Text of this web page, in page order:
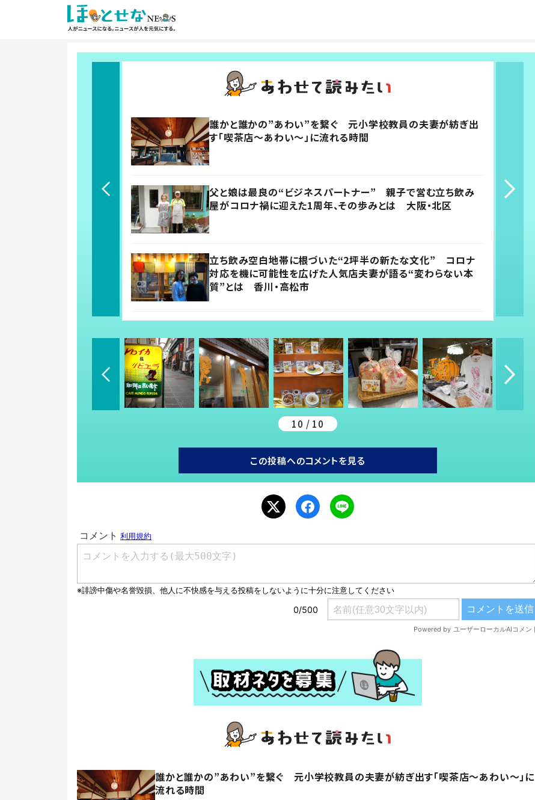
誰かと誰かの”あわい”を繋ぐ 元小学校教員の夫妻が紡ぎ出
す「喫茶店～あわい～」に流れる時間
父と娘は最良の“ビジネスパートナー” 親子で営む立ち飲み
屋がコロナ禍に迎えた1周年、その歩みとは 大阪・北区
立ち飲み空白地帯に根づいた“2坪半の新たな文化” コロナ
対応を機に可能性を広げた人気店夫妻が語る“変わらない本
質”とは 香川・高松市
10 / 10
この投稿へのコメントを見る
誰かと誰かの”あわい”を繋ぐ 元小学校教員の夫妻が紡ぎ出す「喫茶店～あわい～」に
流れる時間